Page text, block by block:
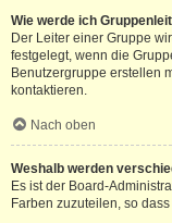
Wie werde ich
Der Leiter einer Gruppe
festgelegt, wenn die
Benutzergruppe erstellen
kontaktieren.
Nach oben
Weshalb werden
Es ist der Board-
Farben zuzuteilen, so